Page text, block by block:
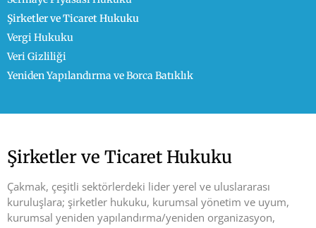
Şirketler ve Ticaret Hukuku
Vergi Hukuku
Veri Gizliliği
Yeniden Yapılandırma ve Borca Batıklık
Şirketler ve Ticaret Hukuku
Çakmak, çeşitli sektörlerdeki lider yerel ve uluslararası
kuruluşlara; şirketler hukuku, kurumsal yönetim ve uyum,
kurumsal yeniden yapılandırma/yeniden organizasyon,